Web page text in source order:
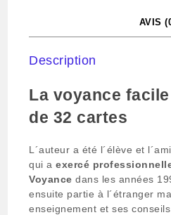
AVIS
Description
La voyance
de 32 cartes
L´auteur a été l´élève et
qui aexercé
Voyance dans les années
ensuite partie à l´étranger
enseignement et ses